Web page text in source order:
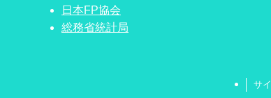
日本FP協会
総務省統計局
サ